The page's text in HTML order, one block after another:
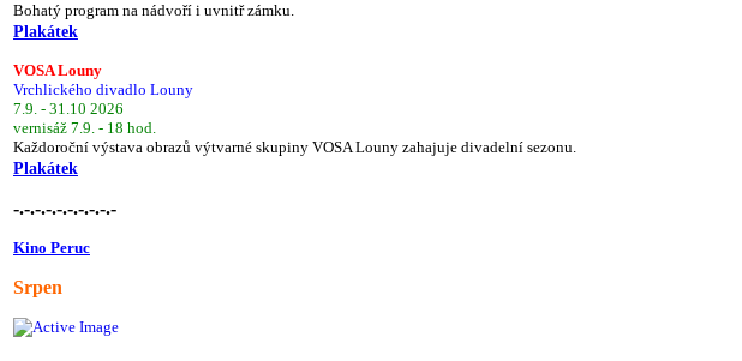
Bohatý program na nádvoří i uvnitř zámku.
Plakátek
VOSA Louny
Vrchlického divadlo Louny
7.9. - 31.10 2026
vernisáž 7.9. - 18 hod.
Každoroční výstava obrazů výtvarné skupiny VOSA Louny zahajuje divadelní sezonu.
Plakátek
-.-.-.-.-.-.-.-.-.-
Kino Peruc
Srpen